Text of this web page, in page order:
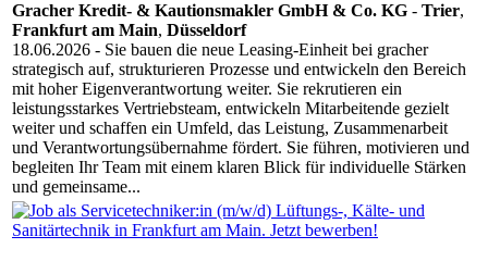
Gracher Kredit- & Kautionsmakler GmbH & Co. KG - Trier,
Frankfurt am Main, Düsseldorf
18.06.2026 - Sie bauen die neue Leasing-Einheit bei gracher
strategisch auf, strukturieren Prozesse und entwickeln den Bereich
mit hoher Eigenverantwortung weiter. Sie rekrutieren ein
leistungsstarkes Vertriebsteam, entwickeln Mitarbeitende gezielt
weiter und schaffen ein Umfeld, das Leistung, Zusammenarbeit
und Verantwortungsübernahme fördert. Sie führen, motivieren und
begleiten Ihr Team mit einem klaren Blick für individuelle Stärken
und gemeinsame...